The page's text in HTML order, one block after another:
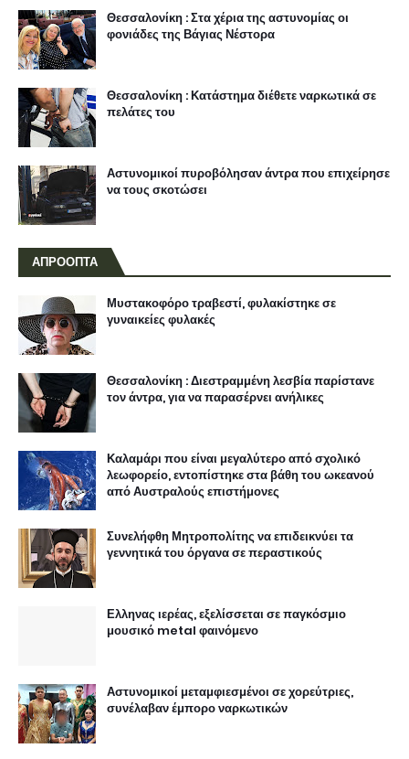
Θεσσαλονίκη : Στα χέρια της αστυνομίας οι
φονιάδες της Βάγιας Νέστορα
Θεσσαλονίκη : Κατάστημα διέθετε ναρκωτικά σε
πελάτες του
Αστυνομικοί πυροβόλησαν άντρα που επιχείρησε
να τους σκοτώσει
ΑΠΡΟΟΠΤΑ
Μυστακοφόρο τραβεστί, φυλακίστηκε σε
γυναικείες φυλακές
Θεσσαλονίκη : Διεστραμμένη λεσβία παρίστανε
τον άντρα, για να παρασέρνει ανήλικες
Καλαμάρι που είναι μεγαλύτερο από σχολικό
λεωφορείο, εντοπίστηκε στα βάθη του ωκεανού
από Αυστραλούς επιστήμονες
Συνελήφθη Μητροπολίτης να επιδεικνύει τα
γεννητικά του όργανα σε περαστικούς
Ελληνας ιερέας, εξελίσσεται σε παγκόσμιο
μουσικό metal φαινόμενο
Αστυνομικοί μεταμφιεσμένοι σε χορεύτριες,
συνέλαβαν έμπορο ναρκωτικών